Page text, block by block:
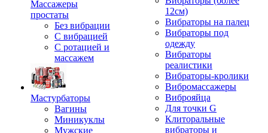
Массажеры
простаты
Без вибрации
С вибрацией
С ротацией и
массажем
Мастурбаторы
Вагины
Миникуклы
Мужские
12см)
Вибраторы на палец
Вибраторы под
одежду
Вибраторы
реалистики
Вибраторы-кролики
Вибромассажеры
Виброяйца
Для точки G
Клиторальные
вибраторы и